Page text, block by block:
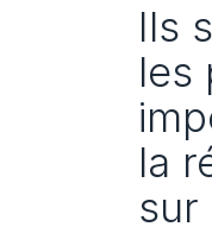
Ils
les
la
sur